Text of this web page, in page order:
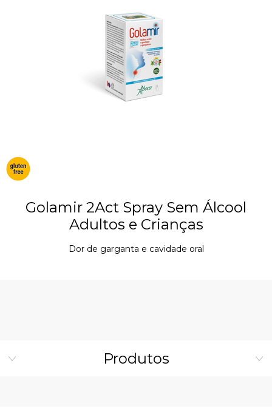
Golamir 2Act Spray Sem Álcool
Adultos e Crianças
Dor de garganta e cavidade oral
Produtos